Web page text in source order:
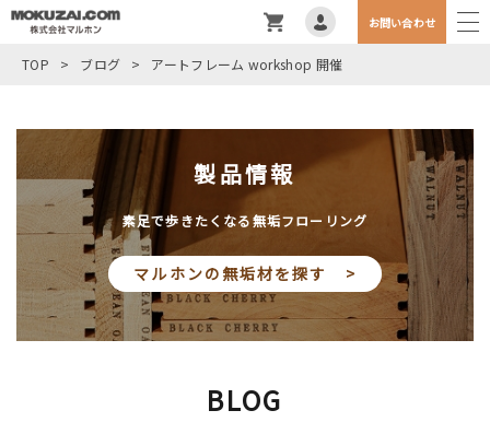
お問い合わせ
TOP > ブログ > アートフレーム workshop 開催
製品情報
素足で歩きたくなる無垢フローリング
マルホンの無垢材を探す >
BLOG